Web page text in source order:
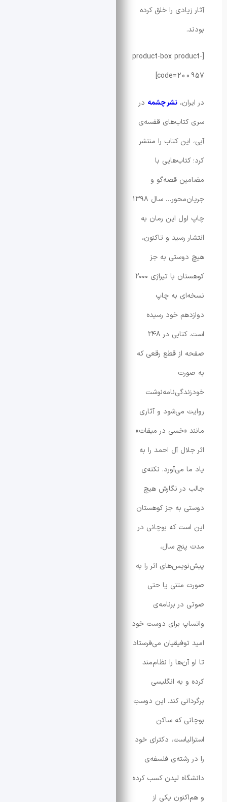
را خلق کرده
[product-box
نشر چشمهدر
قفسه‌ی
کتاب را منتشر
با
قصه‌گو و
جریان‌محور… سال ۱۳۹۸
این رمان به
رسید و تاکنون،
به جز
کوهستان با تیراژی ۲۰۰۰
به چاپ
خود رسیده
است. کتابی در ۲۴۸
قطع رقعی که
می‌شود و آثاری
«خسی در میقات»
آل احمد را به
می‌آورد. نکته‌ی
نگارش هیچ
به جز کوهستان
که بوچانی در
سال،
اثر را به
یا حتی
برنامه‌ی
برای دوست خود
می‌فرستاد
را نظام‌مند
به انگلیسی
کند. این دوستِ
که ساکن
دکترای خود
فلسفه‌ی
لیدن کسب کرده
یکی از